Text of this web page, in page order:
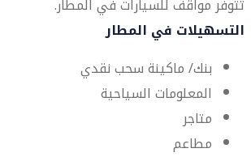
تتوفر مواقف للسيارات في المطار.
التسهيلات في المطار
بنك/ ماكينة سحب نقدي
المعلومات السياحية
متاجر
مطاعم